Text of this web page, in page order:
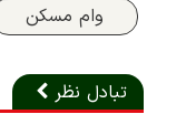
وام مسکن
تبادل نظر